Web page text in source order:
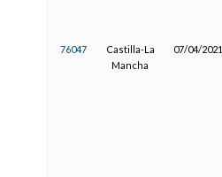
76047
Castilla-La
Mancha
07/04/2021